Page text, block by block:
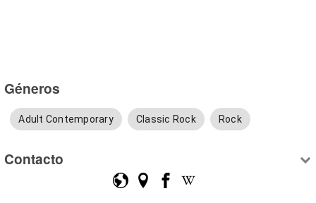
Géneros
Adult Contemporary Classic Rock Rock
Contacto